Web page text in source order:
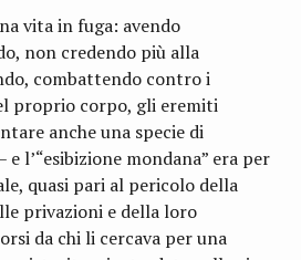
vita in fuga: avendo
non credendo più alla
combattendo contro i
proprio corpo, gli eremiti
anche una specie di
l’“esibizione mondana” era per
quasi pari al pericolo della
privazioni e della loro
da chi li cercava per una